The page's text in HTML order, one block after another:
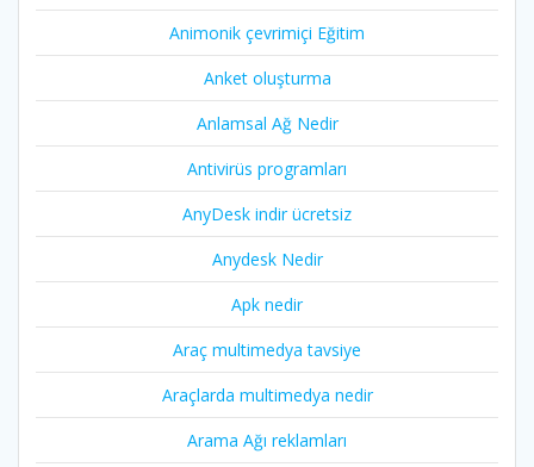
Animonik çevrimiçi Eğitim
Anket oluşturma
Anlamsal Ağ Nedir
Antivirüs programları
AnyDesk indir ücretsiz
Anydesk Nedir
Apk nedir
Araç multimedya tavsiye
Araçlarda multimedya nedir
Arama Ağı reklamları